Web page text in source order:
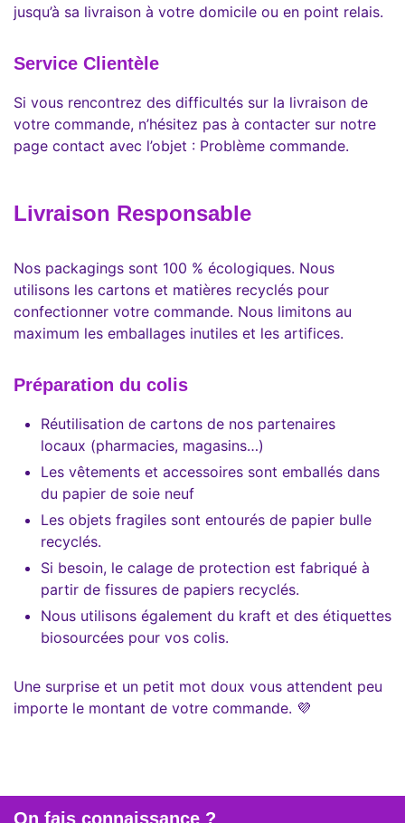
jusqu’à sa livraison à votre domicile ou en point relais.
Service Clientèle
Si vous rencontrez des difficultés sur la livraison de
votre commande, n’hésitez pas à contacter sur notre
page contact avec l’objet : Problème commande.
Livraison Responsable
Nos packagings sont 100 % écologiques. Nous
utilisons les cartons et matières recyclés pour
confectionner votre commande. Nous limitons au
maximum les emballages inutiles et les artifices.
Préparation du colis
Réutilisation de cartons de nos partenaires
locaux (pharmacies, magasins…)
Les vêtements et accessoires sont emballés dans
du papier de soie neuf
Les objets fragiles sont entourés de papier bulle
recyclés.
Si besoin, le calage de protection est fabriqué à
partir de fissures de papiers recyclés.
Nous utilisons également du kraft et des étiquettes
biosourcées pour vos colis.
Une surprise et un petit mot doux vous attendent peu
importe le montant de votre commande. 💜
On fais connaissance ?